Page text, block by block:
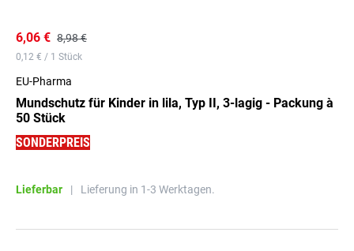
6,06 € 8,98 €
0,12 € / 1 Stück
EU-Pharma
Mundschutz für Kinder in lila, Typ II, 3-lagig - Packung à
50 Stück
SONDERPREIS
Lieferbar | Lieferung in 1-3 Werktagen.